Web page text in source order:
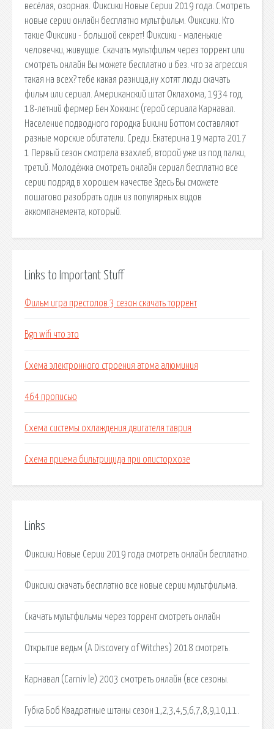
весёлая, озорная. Фиксики Новые Серии 2019 года. Смотреть
новые серии онлайн бесплатно мультфильм. Фиксики. Кто
такие Фиксики - большой секрет! Фиксики - маленькие
человечки, живущие. Скачать мультфильм через торрент или
смотреть онлайн Вы можете бесплатно и без. что за агрессия
такая на всех? тебе какая разница,ну хотят люди скачать
фильм или сериал. Американский штат Оклахома, 1934 год.
18-летний фермер Бен Хоккинс (герой сериала Карнавал.
Население подводного городка Бикини Боттом составляют
разные морские обитатели. Среди. Екатерина 19 марта 2017
1 Первый сезон смотрела взахлеб, второй уже из под палки,
третий. Молодёжка смотреть онлайн сериал бесплатно все
серии подряд в хорошем качестве Здесь Вы сможете
пошагово разобрать один из популярных видов
аккомпанемента, который.
Links to Important Stuff
Фильм игра престолов 3 сезон скачать торрент
Bgn wifi что это
Схема электронного строения атома алюминия
464 прописью
Схема системы охлаждения двигателя таврия
Схема приема бильтрицида при описторхозе
Links
Фиксики Новые Серии 2019 года смотреть онлайн бесплатно.
Фиксики скачать бесплатно все новые серии мультфильма.
Скачать мультфильмы через торрент смотреть онлайн
Открытие ведьм (A Discovery of Witches) 2018 смотреть.
Карнавал (Carniv le) 2003 смотреть онлайн (все сезоны.
Губка Боб Квадратные штаны сезон 1,2,3,4,5,6,7,8,9,10,11.